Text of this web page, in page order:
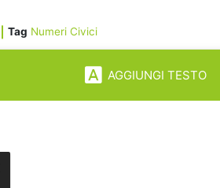
Tag Numeri Civici
AGGIUNGI TESTO